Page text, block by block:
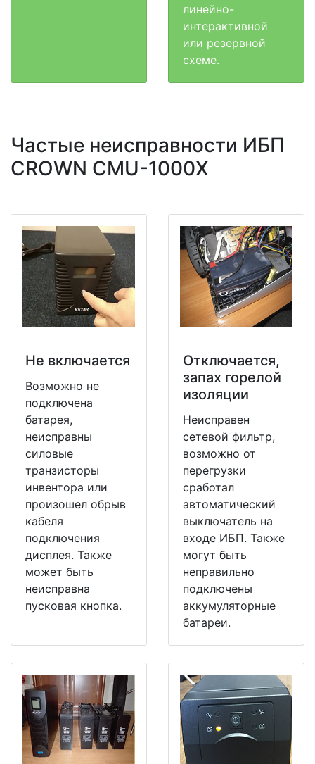
линейно-
интерактивной
или резервной
схеме.
Частые неисправности ИБП
CROWN CMU-1000X
Не включается
Возможно не
подключена
батарея,
неисправны
силовые
транзисторы
инвентора или
произошел обрыв
кабеля
подключения
дисплея. Также
может быть
неисправна
пусковая кнопка.
Отключается,
запах горелой
изоляции
Неисправен
сетевой фильтр,
возможно от
перегрузки
сработал
автоматический
выключатель на
входе ИБП. Также
могут быть
неправильно
подключены
аккумуляторные
батареи.